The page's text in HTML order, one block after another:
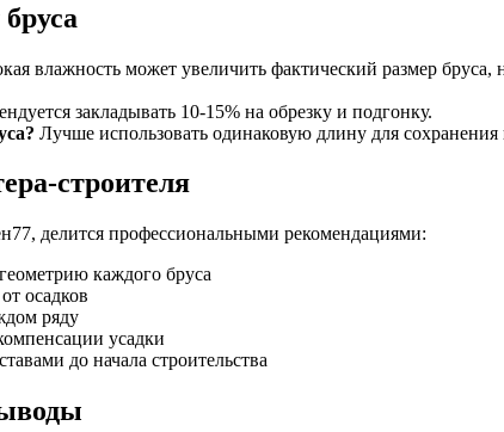
влажность может увеличить фактический размер
закладывать 10-15% на обрезку и подгонку.
Лучше использовать одинаковую длину для
строителя
делится профессиональными рекомендациями:
каждого бруса
осадков
ряду
усадки
до начала строительства